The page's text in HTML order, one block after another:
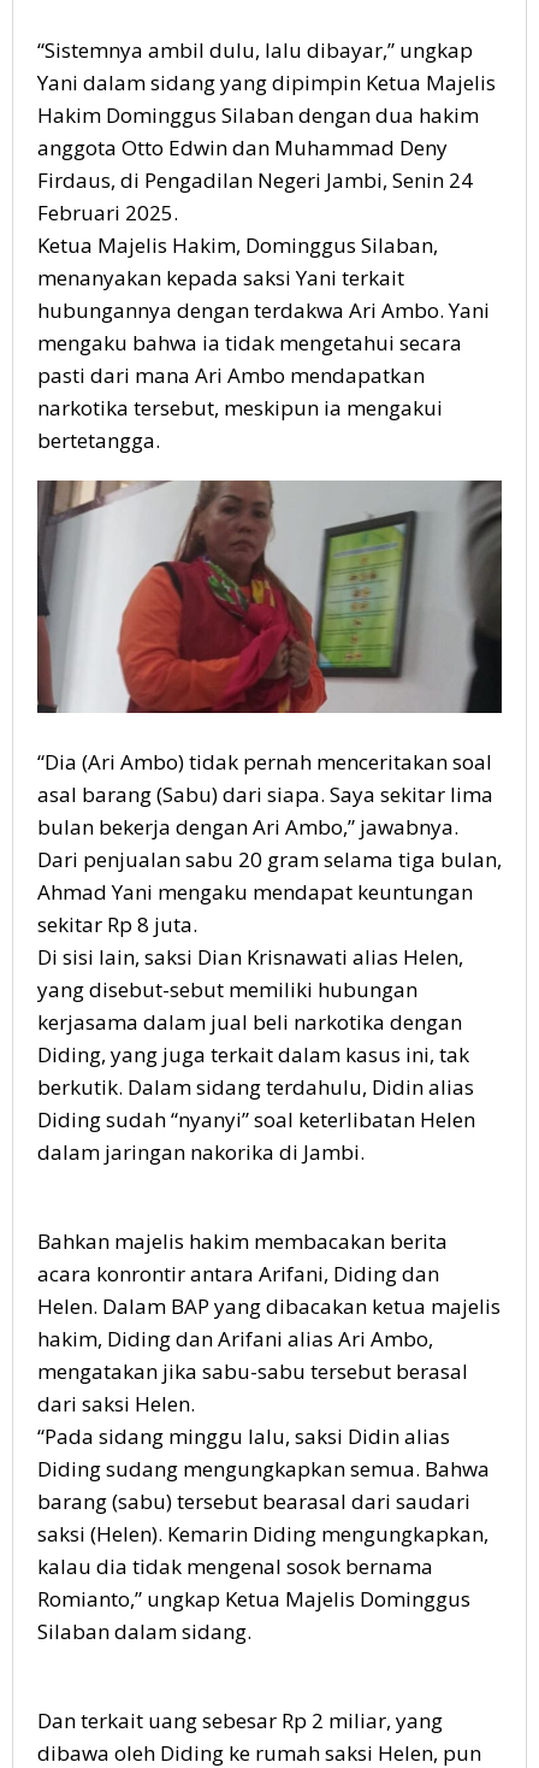
“Sistemnya ambil dulu, lalu dibayar,” ungkap
Yani dalam sidang yang dipimpin Ketua Majelis
Hakim Dominggus Silaban dengan dua hakim
anggota Otto Edwin dan Muhammad Deny
Firdaus, di Pengadilan Negeri Jambi, Senin 24
Februari 2025.
Ketua Majelis Hakim, Dominggus Silaban,
menanyakan kepada saksi Yani terkait
hubungannya dengan terdakwa Ari Ambo. Yani
mengaku bahwa ia tidak mengetahui secara
pasti dari mana Ari Ambo mendapatkan
narkotika tersebut, meskipun ia mengakui
bertetangga.
“Dia (Ari Ambo) tidak pernah menceritakan soal
asal barang (Sabu) dari siapa. Saya sekitar lima
bulan bekerja dengan Ari Ambo,” jawabnya.
Dari penjualan sabu 20 gram selama tiga bulan,
Ahmad Yani mengaku mendapat keuntungan
sekitar Rp 8 juta.
Di sisi lain, saksi Dian Krisnawati alias Helen,
yang disebut-sebut memiliki hubungan
kerjasama dalam jual beli narkotika dengan
Diding, yang juga terkait dalam kasus ini, tak
berkutik. Dalam sidang terdahulu, Didin alias
Diding sudah “nyanyi” soal keterlibatan Helen
dalam jaringan nakorika di Jambi.
Bahkan majelis hakim membacakan berita
acara konrontir antara Arifani, Diding dan
Helen. Dalam BAP yang dibacakan ketua majelis
hakim, Diding dan Arifani alias Ari Ambo,
mengatakan jika sabu-sabu tersebut berasal
dari saksi Helen.
“Pada sidang minggu lalu, saksi Didin alias
Diding sudang mengungkapkan semua. Bahwa
barang (sabu) tersebut bearasal dari saudari
saksi (Helen). Kemarin Diding mengungkapkan,
kalau dia tidak mengenal sosok bernama
Romianto,” ungkap Ketua Majelis Dominggus
Silaban dalam sidang.
Dan terkait uang sebesar Rp 2 miliar, yang
dibawa oleh Diding ke rumah saksi Helen, pun